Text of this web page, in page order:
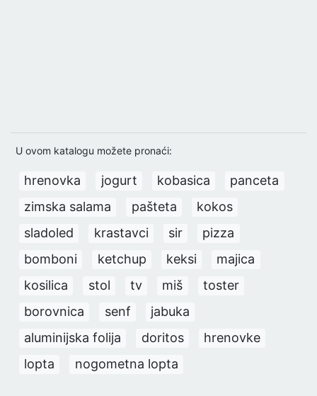
U ovom katalogu možete pronaći:
hrenovka jogurt kobasica
panceta
zimska salama
pašteta
kokos
sladoled
krastavci sir
pizza
bomboni
ketchup keksi
majica
kosilica
stol tv miš
toster
borovnica
senf
jabuka
aluminijska folija
doritos
hrenovke
lopta
nogometna lopta